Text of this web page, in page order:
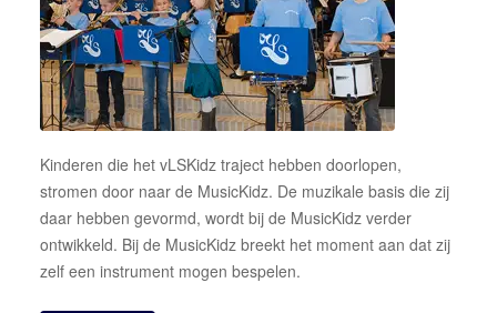
Kinderen die het vLSKidz traject hebben doorlopen,
stromen door naar de MusicKidz. De muzikale basis die zij
daar hebben gevormd, wordt bij de MusicKidz verder
ontwikkeld. Bij de MusicKidz breekt het moment aan dat zij
zelf een instrument mogen bespelen.